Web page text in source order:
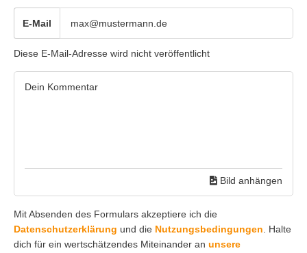
E-Mail
Diese E-Mail-Adresse wird nicht veröffentlicht
Bild anhängen
Mit Absenden des Formulars akzeptiere ich die
Datenschutzerklärung und die Nutzungsbedingungen . Halte
dich für ein wertschätzendes Miteinander an unsere